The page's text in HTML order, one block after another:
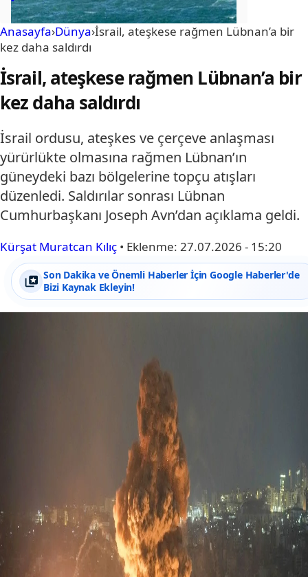
Anasayfa›Dünya›İsrail, ateşkese rağmen Lübnan’a bir
kez daha saldırdı
İsrail, ateşkese rağmen Lübnan’a bir
kez daha saldırdı
İsrail ordusu, ateşkes ve çerçeve anlaşması
yürürlükte olmasına rağmen Lübnan’ın
güneydeki bazı bölgelerine topçu atışları
düzenledi. Saldırılar sonrası Lübnan
Cumhurbaşkanı Joseph Avn’dan açıklama geldi.
Kürşat Muratcan Kılıç • Eklenme: 27.07.2026 - 15:20
Son Dakika ve Önemli Haberler İçin Google Haberler'de
Bizi Kaynak Ekleyin!